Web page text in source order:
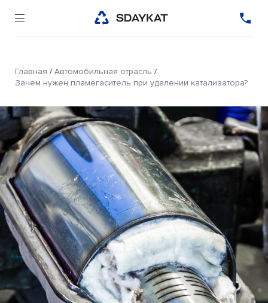
Главная / Автомобильная отрасль /
Зачем нужен пламегаситель при удалении катализатора?